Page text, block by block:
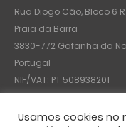
Rua Diogo Cão, Bloco 6
Praia da Barra
3830-772 Gafanha da
Portugal
NIF/VAT: PT 508938201
C.R.C.: 7004-8522-6075
Usamos cookies no